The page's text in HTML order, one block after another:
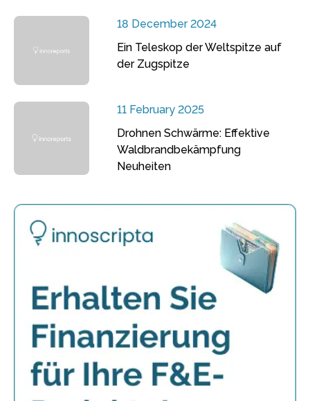
18 December 2024
Ein Teleskop der Weltspitze auf
der Zugspitze
11 February 2025
Drohnen Schwärme: Effektive
Waldbrandbekämpfung
Neuheiten